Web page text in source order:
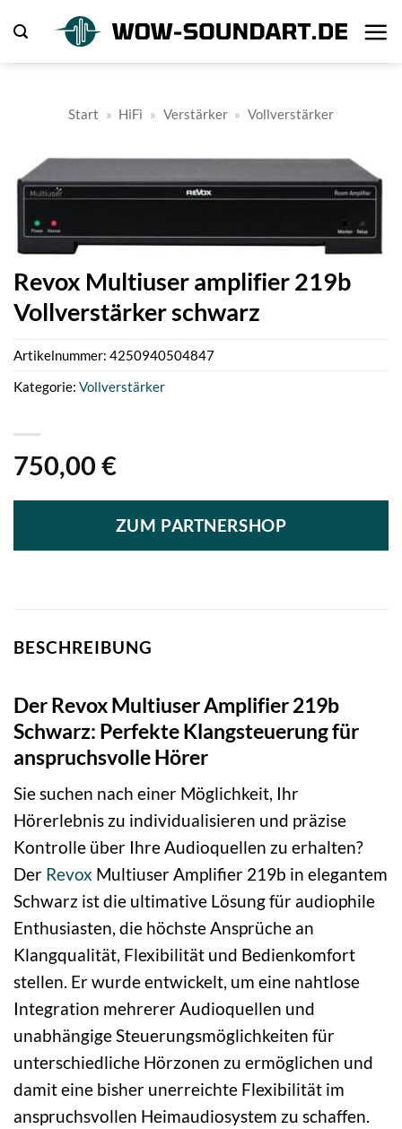
Inhalt
springen
Start » HiFi » Verstärker » Vollverstärker
Revox Multiuser amplifier 219b
Vollverstärker schwarz
750,00 €
ZUM PARTNERSHOP
Artikelnummer: 4250940504847
Kategorie: Vollverstärker
BESCHREIBUNG
Der Revox Multiuser Amplifier 219b
Schwarz: Perfekte Klangsteuerung für
anspruchsvolle Hörer
Sie suchen nach einer Möglichkeit, Ihr
Hörerlebnis zu individualisieren und präzise
Kontrolle über Ihre Audioquellen zu erhalten?
Der Revox Multiuser Amplifier 219b in elegantem
Schwarz ist die ultimative Lösung für audiophile
Enthusiasten, die höchste Ansprüche an
Klangqualität, Flexibilität und Bedienkomfort
stellen. Er wurde entwickelt, um eine nahtlose
Integration mehrerer Audioquellen und
unabhängige Steuerungsmöglichkeiten für
unterschiedliche Hörzonen zu ermöglichen und
damit eine bisher unerreichte Flexibilität im
anspruchsvollen Heimaudiosystem zu schaffen.